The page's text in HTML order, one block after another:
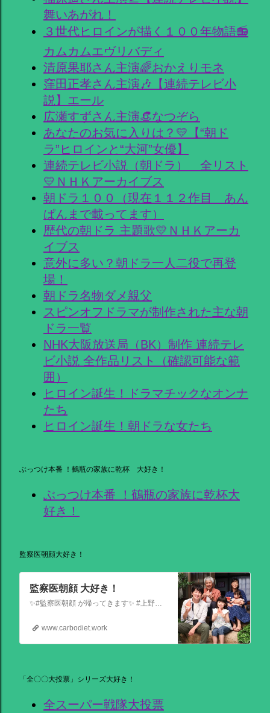
舞いあがれ！
３世代ヒロインが描く１００年物語📻
カムカムエヴリバディ
清原果耶さん主演🌈おかえりモネ
窪田正孝さん主演🎶【連続テレビ小
説】エール
広瀬すずさん主演👒なつぞら
あなたのお気に入りは？💛【“朝ド
ラ”ヒロインと“大河”女優】
連続テレビ小説（朝ドラ） 全リスト
💛ＮＨＫアーカイブス
朝ドラ１００（現在１１２作目 あん
ぱんまで載ってます）
歴代の朝ドラ 主題歌💛ＮＨＫアーカ
イブス
意外に多い？朝ドラ一人二役で再登
場！
朝ドラ名物ダメ親父
スピンオフドラマが制作された主な朝
ドラ一覧
NHK大阪放送局（BK）制作 連続テレ
ビ小説 全作品リスト（確認可能な範
囲）
ヒロイン誕生！ドラマチックなオンナ
たち
ヒロイン誕生！朝ドラな女たち
ぶっつけ本番 ！鶴瓶の家族に乾杯 大好き！
ぶっつけ本番 ！鶴瓶の家族に乾杯大
好き！
監察医朝顔大好き！
監察医朝顔 大好き！
✨#監察医朝顔 が帰ってきます✨ #上野樹里 主演 『監察医朝顔2025新春SP』 ＼＼1月3日(金)夜9時から／／ 法医学者であり母である 朝顔が人々の最期と向き合う… 父(#時任三郎)との別れ… そして桑原(#風間俊介)が託されたものとは… お正月にぜひ観ていただきたい 温かい物語です
www.carbodiet.work
「全〇〇大投票」シリーズ大好き！
全スーパー戦隊大投票